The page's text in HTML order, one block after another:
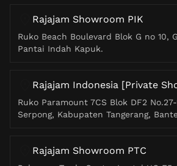
Rajajam Showroom PIK
Ruko Beach Boulevard Blok G no 10,
Pantai Indah Kapuk.
Rajajam Indonesia [Private
Ruko Paramount 7CS Blok DF2
Serpong, Kabupaten Tangerang,
Rajajam Showroom PTC